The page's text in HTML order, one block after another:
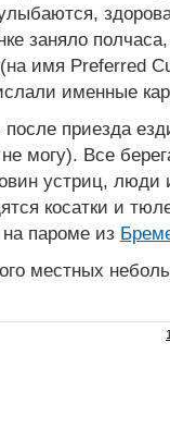
улыбаются,
заняло
имя Preferred
именные
приезда
не могу). Все
устриц, люди
косатки и
пароме из
местных